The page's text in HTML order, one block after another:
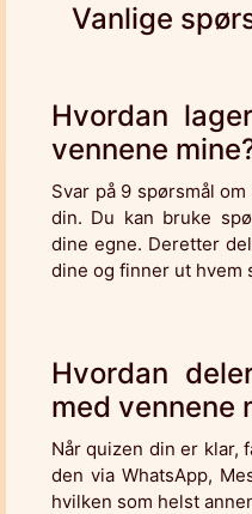
Vanlige
Hvordan
vennene
Svar på 9 spørsmål
din. Du kan bruke
dine egne. Deretter
dine og finner ut hvem
Hvordan
med vennene
Når quizen din er klar,
den via WhatsApp,
hvilken som helst